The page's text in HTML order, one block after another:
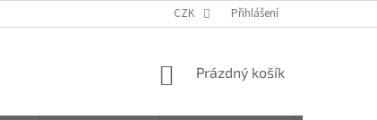
PODMÍNKY OCHRANY OSOBNÍCH ÚDAJŮ
CZK Přihlášení
NÁKUPNÍ
Prázdný košík